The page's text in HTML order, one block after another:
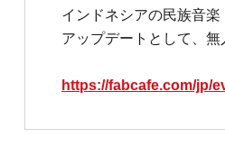
インドネシアの⺠族音
アップデートとして、無
https://fabcafe.com/jp/